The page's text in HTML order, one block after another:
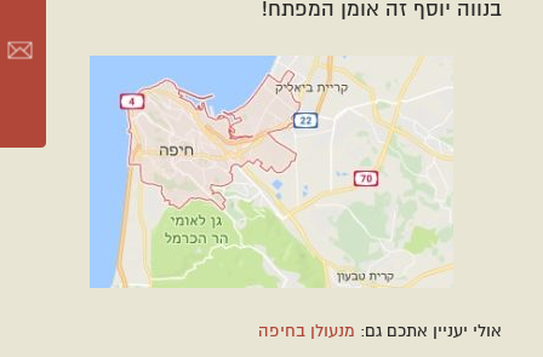
בנווה יוסף זה אומן המפתח!
אולי יעניין אתכם גם: מנעולן בחיפה